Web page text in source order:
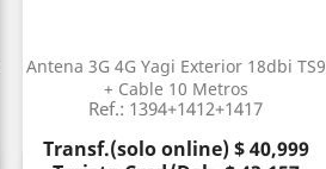
Antena 3G 4G Yagi Exterior 18dbi TS9
+ Cable 10 Metros
Ref.: 1394+1412+1417
Precio
Transf.(solo online) $ 40,999